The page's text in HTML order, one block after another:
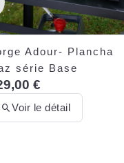
Adour- Plancha
série Base
€
Voir le détail